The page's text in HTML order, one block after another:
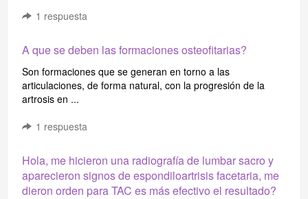
1 respuesta
A que se deben las formaciones osteofitarias?
Son formaciones que se generan en torno a las
articulaciones, de forma natural, con la progresión de la
artrosis en ...
1 respuesta
Hola, me hicieron una radiografía de lumbar sacro y
aparecieron signos de espondiloartrisis facetaria, me
dieron orden para TAC es más efectivo el resultado?